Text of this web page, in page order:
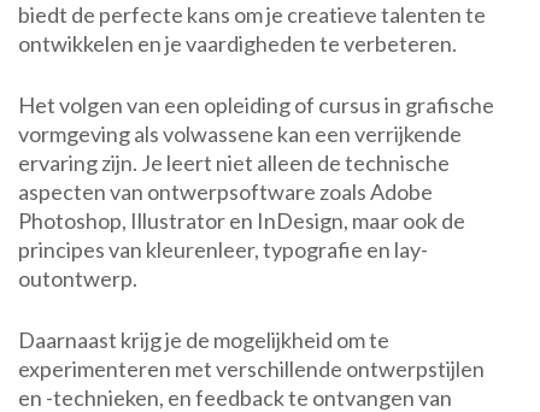
biedt de perfecte kans om je creatieve talenten te
ontwikkelen en je vaardigheden te verbeteren.
Het volgen van een opleiding of cursus in grafische
vormgeving als volwassene kan een verrijkende
ervaring zijn. Je leert niet alleen de technische
aspecten van ontwerpsoftware zoals Adobe
Photoshop, Illustrator en InDesign, maar ook de
principes van kleurenleer, typografie en lay-
outontwerp.
Daarnaast krijg je de mogelijkheid om te
experimenteren met verschillende ontwerpstijlen
en -technieken, en feedback te ontvangen van